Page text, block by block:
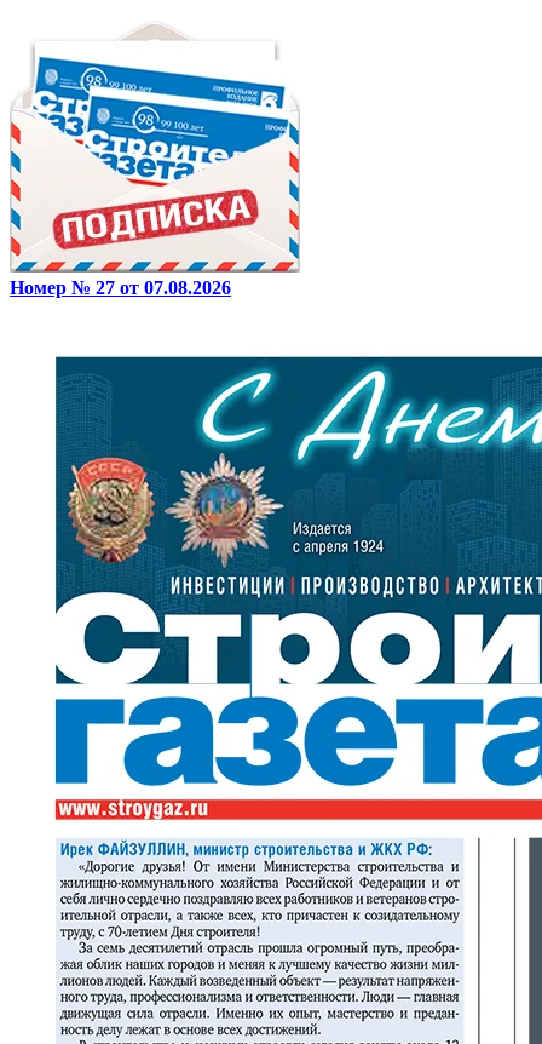
Номер № 27 от 07.08.2026